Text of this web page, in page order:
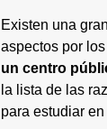
Existen una
aspectos por
un centro
la lista de las
para estudiar